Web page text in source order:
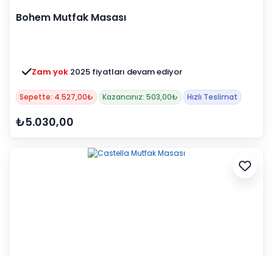
Bohem Mutfak Masası
Zam yok 2025 fiyatları devam ediyor
Sepette: 4.527,00₺ Kazancınız: 503,00₺ Hızlı Teslimat
₺5.030,00